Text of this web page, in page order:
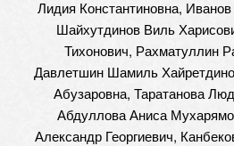
Лидия Константиновна,
Шайхутдинов Виль
Тихонович, Рахматуллин
Давлетшин Шамиль
Абузаровна, Таратанова
Абдуллова Аниса
Александр Георгиевич,